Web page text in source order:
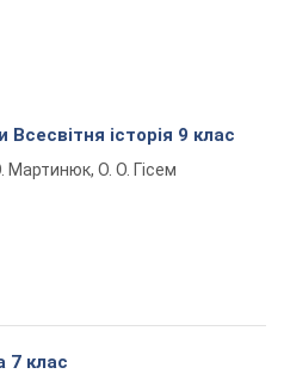
Всесвітня історія 9 клас
Мартинюк, О. О. Гісем
7 клас